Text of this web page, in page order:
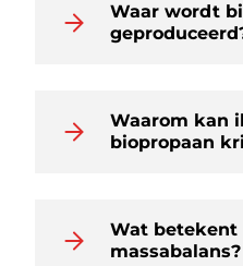
Waar wordt
Waarom kan
biopropaan
Wat betekent
massabalans?